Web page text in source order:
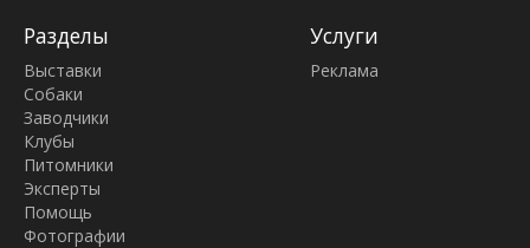
Разделы
Выставки
Собаки
Заводчики
Клубы
Питомники
Эксперты
Помощь
Фотографии
Услуги
Реклама